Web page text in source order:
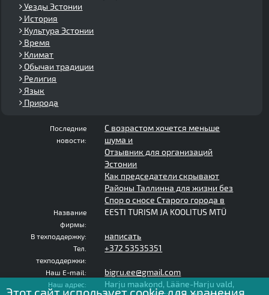
Уезды Эстонии
История
Культура Эстонии
Время
Климат
Обычаи традиции
Религия
Язык
Природа
Последние
новости:
С возрастом хочется меньше
шума и
Отзывник для организаций
Эстонии
Как председатели скрывают
Районы Таллинна для жизни без
Спор о сносе Старого города в
Название
фирмы:
EESTI TURISM JA KOOLITUS MTÜ
В техподдержку: написать
Тел.
техподдержки:
+372 53535351
Наш E-mail: bigru.ee@gmail.com
Наш адрес:
Harju maakond, Lääne-Harju vald,
Этот сайт использует cookie для хранения